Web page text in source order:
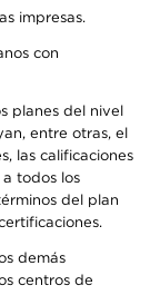
impresas.
con
planes del nivel
entre otras, el
las calificaciones
todos los
del plan
demás
centros de